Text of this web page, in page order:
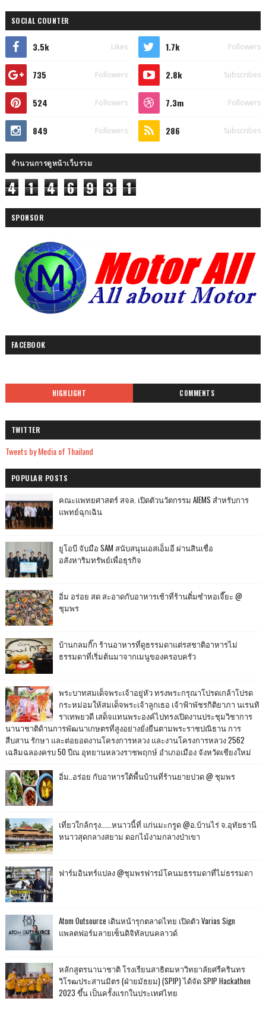
SOCIAL COUNTER
3.5k Likes 1.7k Followers
735 Followers 2.8k Subscribes
524 Followers 7.3m Followers
849 Followers 286 Subscribes
จำนวนการดูหน้าเว็บรวม
4 1 4 6 9 3 1
SPONSOR
FACEBOOK
HIGHLIGHT COMMENTS
TWITTER
Tweets by Media of Thailand
POPULAR POSTS
คณะแพทยศาสตร์ สจล. เปิดตัวนวัตกรรม AIEMS สำหรับการ
แพทย์ฉุกเฉิน
ยูโอบี จับมือ SAM สนับสนุนเอสเอ็มอี ผ่านสินเชื่อ
อสังหาริมทรัพย์เพื่อธุรกิจ
อิ่ม อร่อย สด สะอาดกับอาหารเช้าที่ร้านติ๋มซำหอเจี๊ยะ @
ชุมพร
บ้านกลมกิ๊ก ร้านอาหารที่ดูธรรมดาแต่รสชาติอาหารไม่
ธรรมดาที่เริ่มต้นมาจากเมนูของครอบครัว
พระบาทสมเด็จพระเจ้าอยู่หัว ทรงพระกรุณาโปรดเกล้าโปรด
กระหม่อมให้สมเด็จพระเจ้าลูกเธอ เจ้าฟ้าพัชรกิติยาภา นเรนทิ
ราเทพยวดี เสด็จแทนพระองค์ไปทรงเปิดงานประชุมวิชาการ
นานาชาติด้านการพัฒนาเกษตรที่สูงอย่างยั่งยืนตามพระราชปณิธาน การ
สืบสาน รักษา และต่อยอดงานโครงการหลวง และงานโครงการหลวง 2562
เฉลิมฉลองครบ 50 ปีณ อุทยานหลวงราชพฤกษ์ อำเภอเมือง จังหวัดเชียงใหม่
อิ่ม..อร่อย กับอาหารใต้พื้นบ้านที่ร้านยายปวด @ ชุมพร
เที่ยวใกล้กรุง......หนาวนี้ที่ แก่นมะกรูด @อ.บ้านไร่ จ.อุทัยธานี
หนาวสุดกลางสยาม ดอกไม้งามกลางป่าเขา
ฟาร์มอินทร์แปลง @ชุมพรฟารม์โคนมธรรมดาที่ไม่ธรรมดา
Atom Outsource เดินหน้ารุกตลาดไทย เปิดตัว Varias Sign
แพลตฟอร์มลายเซ็นดิจิทัลบนคลาวด์
หลักสูตรนานาชาติ โรงเรียนสาธิตมหาวิทยาลัยศรีครินทร
วิโรฒประสานมิตร (ฝ่ายมัธยม) (SPIP) ได้จัด SPIP Hackathon
2023 ขึ้น เป็นครั้งแรกในประเทศไทย